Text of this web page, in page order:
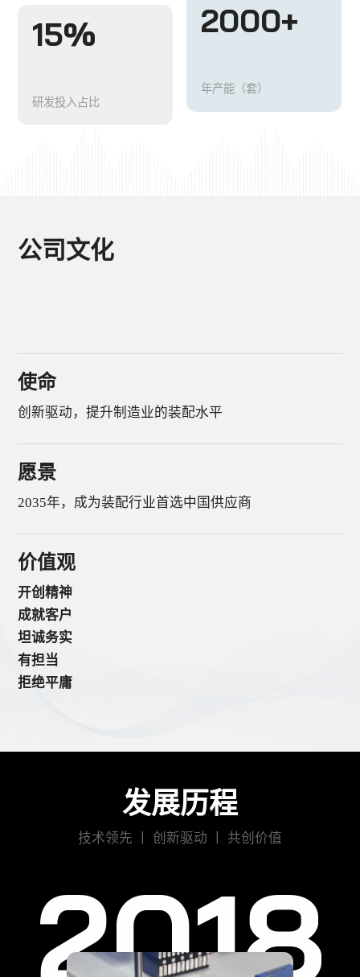
15%
研发投入占比
2000+
年产能（套）
公司文化
使命
创新驱动，提升制造业的装配水平
愿景
2035年，成为装配行业首选中国供应商
价值观
开创精神
成就客户
坦诚务实
有担当
拒绝平庸
发展历程
技术领先 丨 创新驱动 丨 共创价值
2018